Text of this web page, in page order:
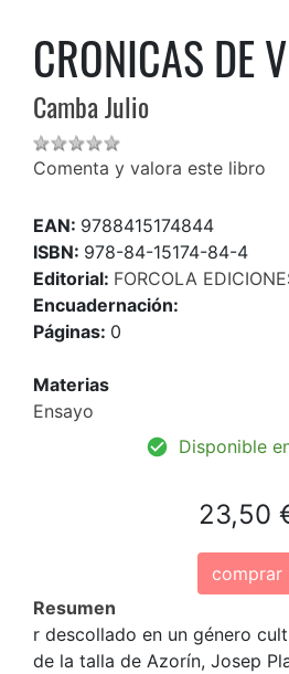
CRONICAS DE
Camba Julio
Comenta y valora este libro
EAN: 9788415174844
ISBN: 978-84-15174-84-4
Editorial: FORCOLA
Encuadernación:
Páginas: 0
Materias
Ensayo
Disponible
23,50
comprar
Resumen
r descollado en un género
de la talla de Azorín, Josep